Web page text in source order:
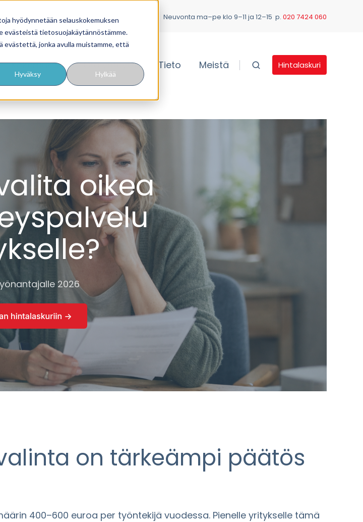
hyödynnetään selauskokemuksen
evästeistä tietosuojakäytännöstämme.
evästettä, jonka avulla muistamme, että
Hyväksy Hylkää
Neuvonta ma–pe klo 9–11 ja 12–15 p. 020 7424 060
Kokemuksia Ota yhteyttä Tieto Meistä Hintalaskuri
oikea
2026
on tärkeämpi päätös
400–600 euroa per työntekijä vuodessa. Pienelle yritykselle tämä